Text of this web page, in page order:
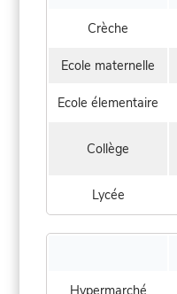
Crèche
Ecole maternelle
Ecole élementaire
Collège
Lycée